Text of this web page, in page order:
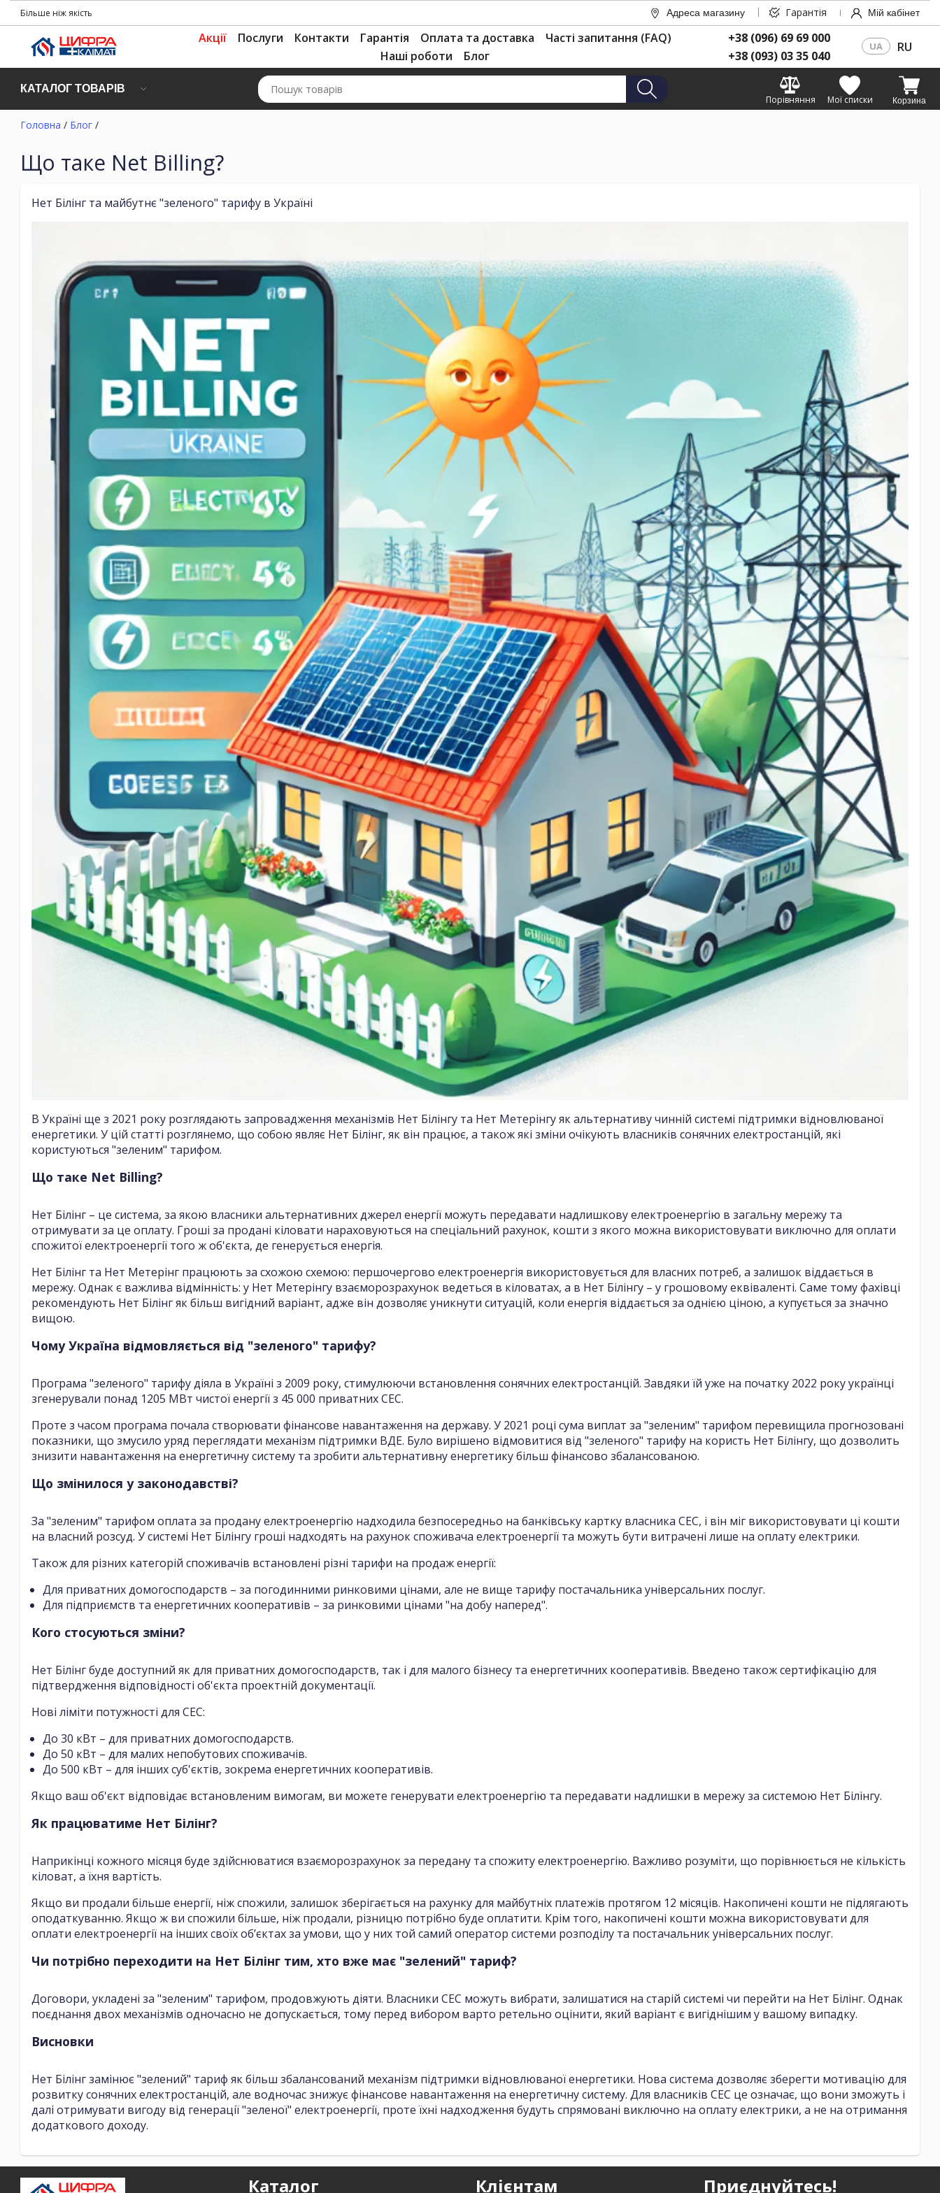
Більше ніж якість Адреса магазину Гарантія Мій кабінет
Акції Послуги Контакти Гарантія Оплата та доставка
Часті запитання (FAQ)
Наші роботи
Блог
+38 (096) 69 69 000
+38 (093) 03 35 040
UA RU
КАТАЛОГ ТОВАРІВ
Порівняння
Мої списки Корзина
Головна / Блог /
Що таке Net Billing?
Нет Білінг та майбутнє "зеленого" тарифу в Україні
В Україні ще з 2021 року розглядають запровадження механізмів Нет Білінгу та Нет Метерінгу як альтернативу чинній системі підтримки відновлюваної
енергетики. У цій статті розглянемо, що собою являє Нет Білінг, як він працює, а також які зміни очікують власників сонячних електростанцій, які
користуються "зеленим" тарифом.
Що таке Net Billing?
Нет Білінг – це система, за якою власники альтернативних джерел енергії можуть передавати надлишкову електроенергію в загальну мережу та
отримувати за це оплату. Гроші за продані кіловати нараховуються на спеціальний рахунок, кошти з якого можна використовувати виключно для оплати
спожитої електроенергії того ж об'єкта, де генерується енергія.
Нет Білінг та Нет Метерінг працюють за схожою схемою: першочергово електроенергія використовується для власних потреб, а залишок віддається в
мережу. Однак є важлива відмінність: у Нет Метерінгу взаєморозрахунок ведеться в кіловатах, а в Нет Білінгу – у грошовому еквіваленті. Саме тому фахівці
рекомендують Нет Білінг як більш вигідний варіант, адже він дозволяє уникнути ситуацій, коли енергія віддається за однією ціною, а купується за значно
вищою.
Чому Україна відмовляється від "зеленого" тарифу?
Програма "зеленого" тарифу діяла в Україні з 2009 року, стимулюючи встановлення сонячних електростанцій. Завдяки їй уже на початку 2022 року українці
згенерували понад 1205 МВт чистої енергії з 45 000 приватних СЕС.
Проте з часом програма почала створювати фінансове навантаження на державу. У 2021 році сума виплат за "зеленим" тарифом перевищила прогнозовані
показники, що змусило уряд переглядати механізм підтримки ВДЕ. Було вирішено відмовитися від "зеленого" тарифу на користь Нет Білінгу, що дозволить
знизити навантаження на енергетичну систему та зробити альтернативну енергетику більш фінансово збалансованою.
Що змінилося у законодавстві?
За "зеленим" тарифом оплата за продану електроенергію надходила безпосередньо на банківську картку власника СЕС, і він міг використовувати ці кошти
на власний розсуд. У системі Нет Білінгу гроші надходять на рахунок споживача електроенергії та можуть бути витрачені лише на оплату електрики.
Також для різних категорій споживачів встановлені різні тарифи на продаж енергії:
Для приватних домогосподарств – за погодинними ринковими цінами, але не вище тарифу постачальника універсальних послуг.
Для підприємств та енергетичних кооперативів – за ринковими цінами "на добу наперед".
Кого стосуються зміни?
Нет Білінг буде доступний як для приватних домогосподарств, так і для малого бізнесу та енергетичних кооперативів. Введено також сертифікацію для
підтвердження відповідності об'єкта проектній документації.
Нові ліміти потужності для СЕС:
До 30 кВт – для приватних домогосподарств.
До 50 кВт – для малих непобутових споживачів.
До 500 кВт – для інших суб'єктів, зокрема енергетичних кооперативів.
Якщо ваш об'єкт відповідає встановленим вимогам, ви можете генерувати електроенергію та передавати надлишки в мережу за системою Нет Білінгу.
Як працюватиме Нет Білінг?
Наприкінці кожного місяця буде здійснюватися взаєморозрахунок за передану та спожиту електроенергію. Важливо розуміти, що порівнюється не кількість
кіловат, а їхня вартість.
Якщо ви продали більше енергії, ніж спожили, залишок зберігається на рахунку для майбутніх платежів протягом 12 місяців. Накопичені кошти не підлягають
оподаткуванню. Якщо ж ви спожили більше, ніж продали, різницю потрібно буде оплатити. Крім того, накопичені кошти можна використовувати для
оплати електроенергії на інших своїх об’єктах за умови, що у них той самий оператор системи розподілу та постачальник універсальних послуг.
Чи потрібно переходити на Нет Білінг тим, хто вже має "зелений" тариф?
Договори, укладені за "зеленим" тарифом, продовжують діяти. Власники СЕС можуть вибрати, залишатися на старій системі чи перейти на Нет Білінг. Однак
поєднання двох механізмів одночасно не допускається, тому перед вибором варто ретельно оцінити, який варіант є вигіднішим у вашому випадку.
Висновки
Нет Білінг замінює "зелений" тариф як більш збалансований механізм підтримки відновлюваної енергетики. Нова система дозволяє зберегти мотивацію для
розвитку сонячних електростанцій, але водночас знижує фінансове навантаження на енергетичну систему. Для власників СЕС це означає, що вони зможуть і
далі отримувати вигоду від генерації "зеленої" електроенергії, проте їхні надходження будуть спрямовані виключно на оплату електрики, а не на отримання
додаткового доходу.
Каталог Клієнтам Приєднуйтесь!